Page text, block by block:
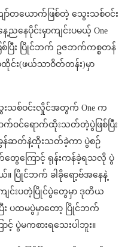
ာ်တယောက်ဖြစ်တဲ့ သွေးသစ်ဝင်း
ေပိုင်းမှာကျင်းပမယ့် One
ဖြစ်ပြီး ပြိုင်ဘက် ဥဇဘက်ကစ္စတန်
ေထိုင်း(ဖယ်သာဝိတ်တန်း)မှာ
သစ်ဝင်းလှိုင်အတွက် One က
က်ဝင်ရောက်ထိုးသတ်တဲ့ပွဲဖြစ်ပြီး
ခွန်ဆတ်နဲ့ထိုးသတ်ခဲ့ကာ ပွဲစဉ်
ေကြောင့် ရုန်းကန်ခဲ့ရသလို ပွဲ
။ ပြိုင်ဘက် ခါခိုရော့ဗ်အနေနဲ့
င်းပတဲ့ပြိုင်ပွဲတွေမှာ ဒုတိယ
း ပထမပွဲမှာတော့ ပြိုင်ဘက်
ပွဲမကစားရသေးပါဘူး။